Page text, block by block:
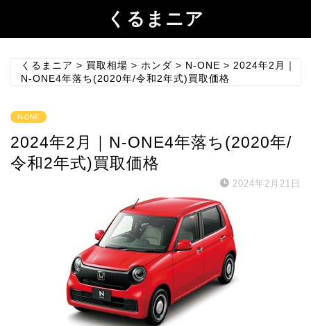
くるまニア
くるまニア > 買取相場 > ホンダ > N-ONE > 2024年2月｜
N-ONE4年落ち(2020年/令和2年式)買取価格
N-ONE
2024年2月｜N-ONE4年落ち(2020年/
令和2年式)買取価格
2024年2月21日